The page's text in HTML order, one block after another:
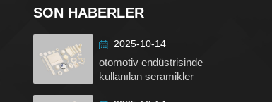
SON HABERLER
2025-10-14
otomotiv endüstrisinde
kullanılan seramikler